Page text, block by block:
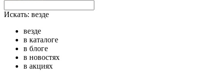
Искать: везде
везде
в каталоге
в блоге
в новостях
в акциях